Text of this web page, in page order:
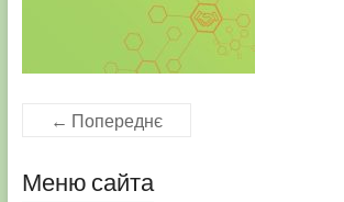
← Попереднє
Меню сайта